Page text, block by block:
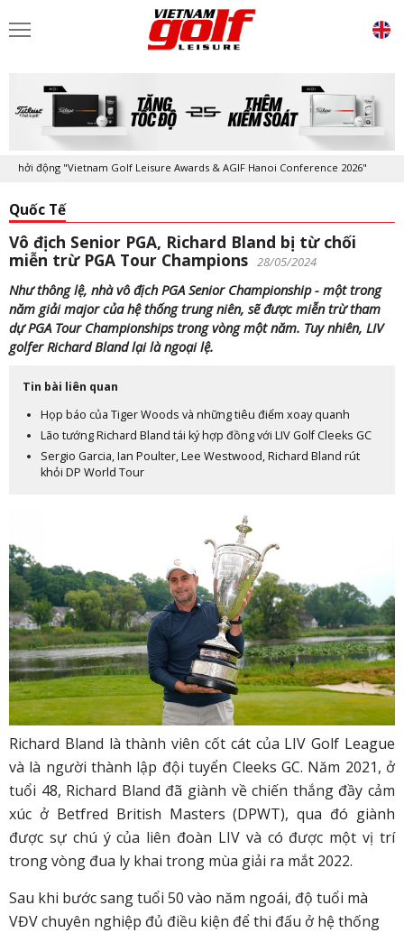
động "Vietnam Golf Leisure Awards & AGIF Hanoi Conference 2026"
Quốc Tế
Vô địch Senior PGA, Richard Bland bị từ chối
miễn trừ PGA Tour Champions 28/05/2024
Như thông lệ, nhà vô địch PGA Senior Championship - một trong
năm giải major của hệ thống trung niên, sẽ được miễn trừ tham
dự PGA Tour Championships trong vòng một năm. Tuy nhiên, LIV
golfer Richard Bland lại là ngoại lệ.
Tin bài liên quan
Họp báo của Tiger Woods và những tiêu điểm xoay quanh
Lão tướng Richard Bland tái ký hợp đồng với LIV Golf Cleeks GC
Sergio Garcia, Ian Poulter, Lee Westwood, Richard Bland rút
khỏi DP World Tour
Richard Bland là thành viên cốt cát của LIV Golf League
và là người thành lập đội tuyển Cleeks GC. Năm 2021, ở
tuổi 48, Richard Bland đã giành về chiến thắng đầy cảm
xúc ở Betfred British Masters (DPWT), qua đó giành
được sự chú ý của liên đoàn LIV và có được một vị trí
trong vòng đua ly khai trong mùa giải ra mắt 2022.
Sau khi bước sang tuổi 50 vào năm ngoái, độ tuổi mà
VĐV chuyên nghiệp đủ điều kiện để thi đấu ở hệ thống